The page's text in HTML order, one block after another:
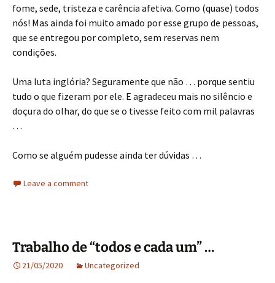
fome, sede, tristeza e carência afetiva. Como (quase) todos
nós! Mas ainda foi muito amado por esse grupo de pessoas,
que se entregou por completo, sem reservas nem
condições.
Uma luta inglória? Seguramente que não … porque sentiu
tudo o que fizeram por ele. E agradeceu mais no silêncio e
doçura do olhar, do que se o tivesse feito com mil palavras
…
Como se alguém pudesse ainda ter dúvidas …
Leave a comment
Trabalho de “todos e cada um” …
21/05/2020 Uncategorized